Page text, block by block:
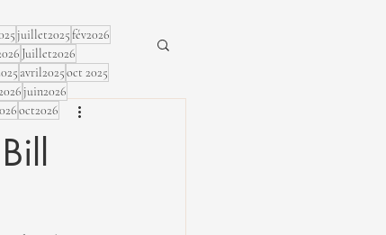
juillet2025fév2026
Juillet2026
avril2025oct 2025
juin2026
oct2026